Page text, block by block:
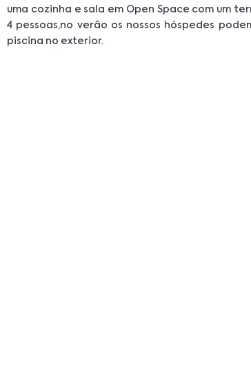
uma cozinha e sala em Open Space com um
4 pessoas,no verão os nossos hóspedes
piscina no exterior.